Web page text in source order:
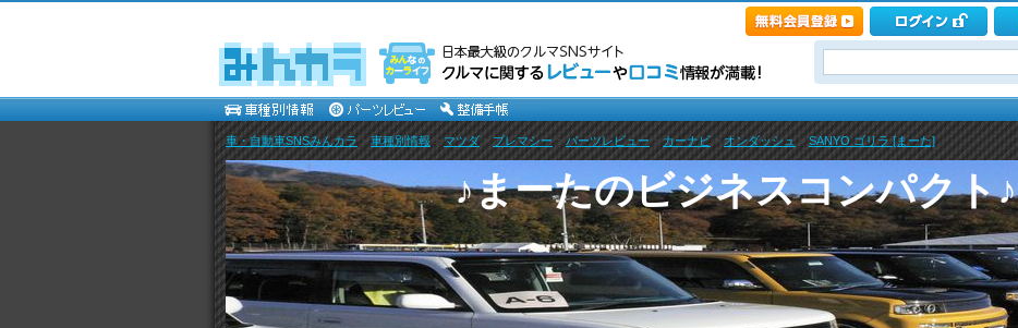
車・自動車SNSみんカラ>車種別情報>マツダ>プレマシー>パーツレビュー>カーナビ> オンダッシュ>SANYO ゴリラ [まーた]
♪まーたのビジネスコンパクト♪